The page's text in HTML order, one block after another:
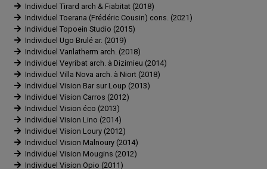
Individuel Tirard arch & Fiabitat (2018)
Individuel Toerana (Frédéric Cousin) cons. (2021)
Individuel Topoein Studio (2015)
Individuel Ugo Brulé ar. (2019)
Individuel Vanlatherm arch. (2018)
Individuel Veyribat arch. à Dizimieu (2014)
Individuel Villa Nova arch. à Niort (2018)
Individuel Vision Bar sur Loup (2013)
Individuel Vision Carros (2012)
Individuel Vision éco (2013)
Individuel Vision Lino (2014)
Individuel Vision Loury (2012)
Individuel Vision Malnoury (2014)
Individuel Vision Mougins (2012)
Individuel Vision Opio (2011)